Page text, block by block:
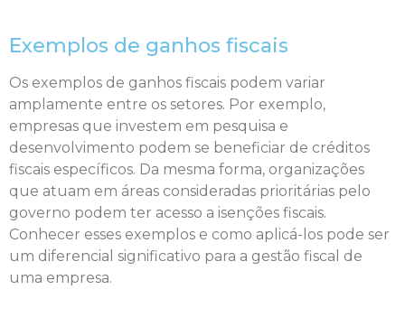
Exemplos de ganhos fiscais
Os exemplos de ganhos fiscais podem variar
amplamente entre os setores. Por exemplo,
empresas que investem em pesquisa e
desenvolvimento podem se beneficiar de créditos
fiscais específicos. Da mesma forma, organizações
que atuam em áreas consideradas prioritárias pelo
governo podem ter acesso a isenções fiscais.
Conhecer esses exemplos e como aplicá-los pode ser
um diferencial significativo para a gestão fiscal de
uma empresa.